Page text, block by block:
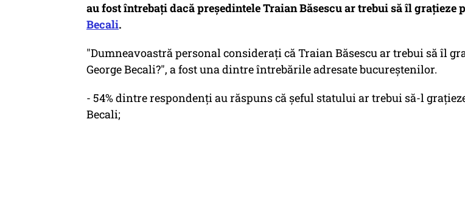
au fost întrebați dacă președintele Traian Băsescu ar trebui să îl grațieze
Becali.
"Dumneavoastră personal considerați că Traian Băsescu ar trebui să îl
George Becali?", a fost una dintre întrebările adresate bucureștenilor.
- 54% dintre respondenți au răspuns că șeful statului ar trebui să-l
Becali;